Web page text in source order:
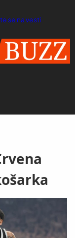
se na vesti